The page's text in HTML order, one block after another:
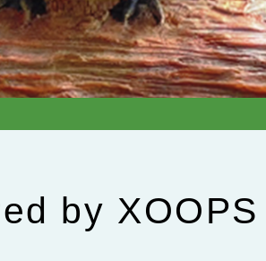
by XOOPS